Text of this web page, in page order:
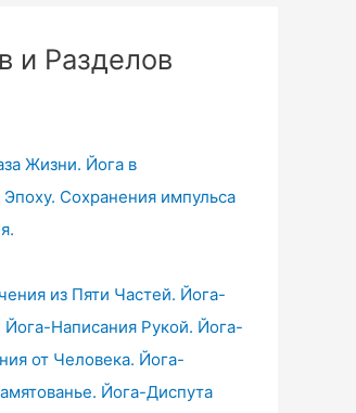
и Разделов
Жизни. Йога в
Сохранения импульса
из Пяти Частей. Йога-
Йога-Написания Рукой. Йога-
от Человека. Йога-
Йога-Диспута